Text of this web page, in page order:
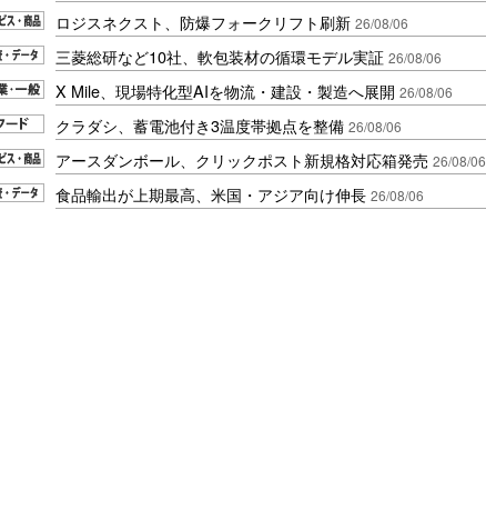
ロジスネクスト、防爆フォークリフト刷新 26/08/06
三菱総研など10社、軟包装材の循環モデル実証 26/08/06
X Mile、現場特化型AIを物流・建設・製造へ展開 26/08/06
クラダシ、蓄電池付き3温度帯拠点を整備 26/08/06
アースダンボール、クリックポスト新規格対応箱発売 26/08/06
食品輸出が上期最高、米国・アジア向け伸長 26/08/06